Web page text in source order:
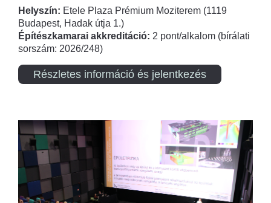
Helyszín: Etele Plaza Prémium Moziterem (1119
Budapest, Hadak útja 1.)
Építészkamarai akkreditáció: 2 pont/alkalom (bírálati
sorszám: 2026/248)
Részletes információ és jelentkezés